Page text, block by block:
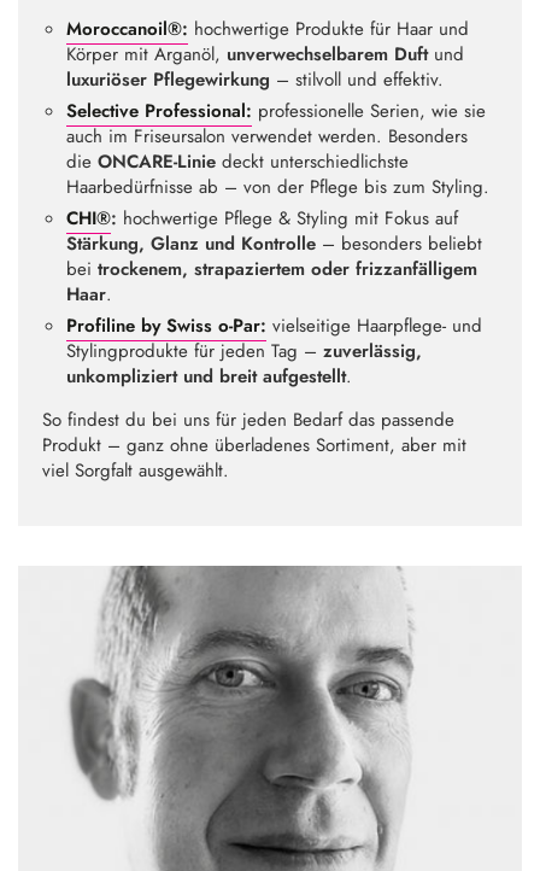
Moroccanoil®: hochwertige Produkte für Haar und
Körper mit Arganöl, unverwechselbarem Duftund
luxuriöser Pflegewirkung – stilvoll und effektiv.
Selective Professional: professionelle Serien, wie sie
auch im Friseursalon verwendet werden. Besonders
die ONCARE-Linie deckt unterschiedlichste
Haarbedürfnisse ab – von der Pflege bis zum Styling.
CHI®: hochwertige Pflege & Styling mit Fokus auf
Stärkung, Glanz und Kontrolle – besonders beliebt
bei trockenem, strapaziertem oder frizzanfälligem
Haar.
Profiline by Swiss o-Par: vielseitige Haarpflege- und
Stylingprodukte für jeden Tag – zuverlässig,
unkompliziert und breit aufgestellt.
So findest du bei uns für jeden Bedarf das passende
Produkt – ganz ohne überladenes Sortiment, aber mit
viel Sorgfalt ausgewählt.